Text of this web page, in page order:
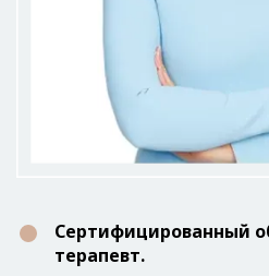
Сертифицированный
терапевт.